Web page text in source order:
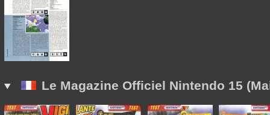
Le Magazine Officiel Nintendo 15